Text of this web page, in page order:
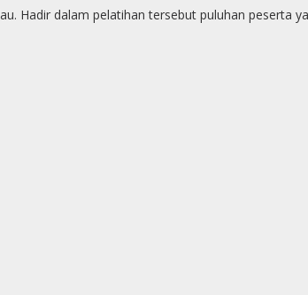
Hadir dalam pelatihan tersebut puluhan peserta